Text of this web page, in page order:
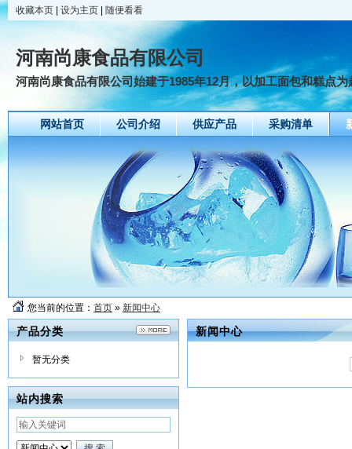
收藏本页 设为主页 随便看看
河南尚康食品有限公司
河南尚康食品有限公司始建于1985年12月，以加工面包和糕点
网站首页 公司介绍 供应产品 采购清单
您当前的位置： 首页 » 新闻中心
产品分类
暂无分类
站内搜索
新闻中心